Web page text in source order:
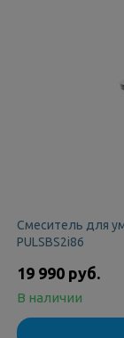
Смеситель для
PULSBS2i86
19 990 руб.
В наличии